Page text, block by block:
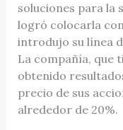
soluciones para la
logró colocarla
introdujo su línea
La compañía, que
obtenido
precio de sus
alrededor de 20%.